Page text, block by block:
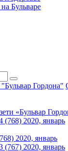
Бульваре
Гордона"
«Бульвар
2020, январь